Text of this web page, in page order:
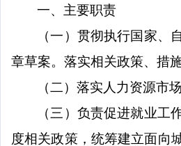
一、主要职责
（一）贯彻执行国家
章草案。落实相关政策、措
（二）落实人力资源市
（三）负责促进就业
度相关政策，统筹建立面向